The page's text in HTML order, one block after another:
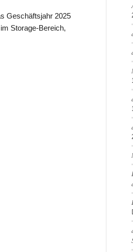
Geschäftsjahr 2025
Storage-Bereich,